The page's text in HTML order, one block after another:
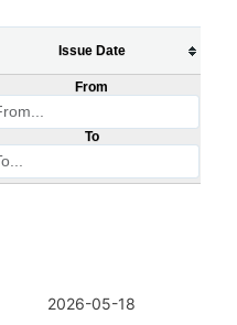
Issue Date
From
To
2026-05-18